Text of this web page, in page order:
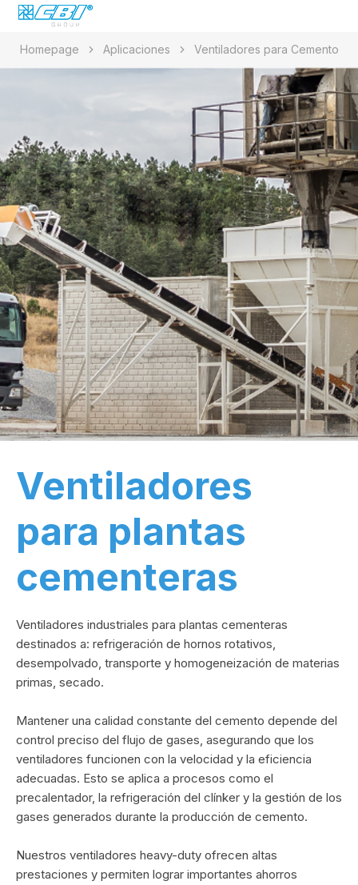
Homepage Aplicaciones Ventiladores para Cemento
Ventiladores
para plantas
cementeras
Ventiladores industriales para plantas cementeras
destinados a: refrigeración de hornos rotativos,
desempolvado, transporte y homogeneización de materias
primas, secado.
Mantener una calidad constante del cemento depende del
control preciso del flujo de gases, asegurando que los
ventiladores funcionen con la velocidad y la eficiencia
adecuadas. Esto se aplica a procesos como el
precalentador, la refrigeración del clínker y la gestión de los
gases generados durante la producción de cemento.
Nuestros ventiladores heavy-duty ofrecen altas
prestaciones y permiten lograr importantes ahorros